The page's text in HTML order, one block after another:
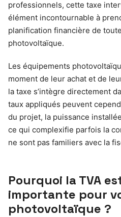
professionnels, cette taxe
élément incontournable à
planification financière de
photovoltaïque.
Les équipements
moment de leur achat et de
la taxe s’intègre directement
taux appliqués peuvent
du projet, la puissance
ce qui complexifie parfois la
ne sont pas familiers avec la
Pourquoi la TVA
importante pour
photovoltaïque ?